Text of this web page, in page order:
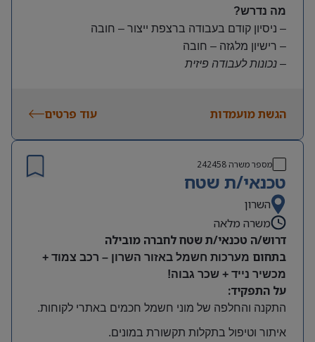
מה נדרש?
– ניסיון קודם בעבודה ברצפת ייצור – חובה
– רישיון מלגזה – חובה
– נכונות לעבודה פיזית
משרה מלאה | ימים א-ה | 6:30-15:30
קרן השתלמות ובונוסים
עובד חברה מהיום הראשון
מיקום: חדרה
הגשת מועמדות עוד פרטים
מספר משרה242458
טכנאי/ת שטח
השרון
משרה מלאה
דרוש/ה טכנאי/ת שטח לחברה מובילה
בתחום מערכות חשמל באזור השרון – רכב צמוד +
מכשיר נייד + שכר גבוה!
על התפקיד:
התקנה והחלפה של מוני חשמל חכמים באתרי לקוחות.
איתור וטיפול בתקלות תקשורת במונים.